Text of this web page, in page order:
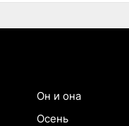
Он и она
Осень